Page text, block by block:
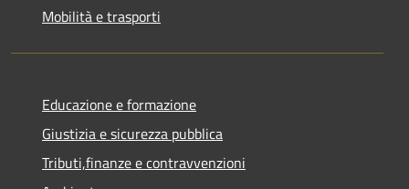
Mobilità e trasporti
Educazione e formazione
Giustizia e sicurezza pubblica
Tributi,finanze e contravvenzioni